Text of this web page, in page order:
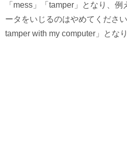
「mess」「tamper」となり、
ータをいじるのはやめてくださ
tamper with my computer」となり